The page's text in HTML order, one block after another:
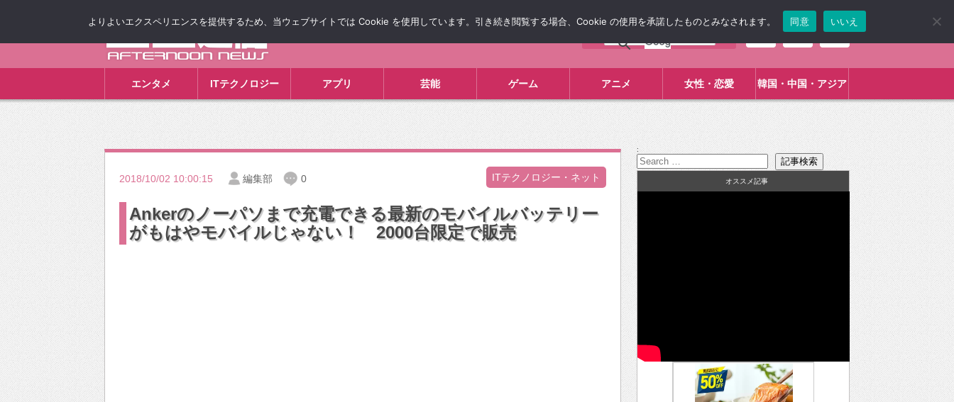
エンタメ ITテクノロジー アプリ 芸能 ゲーム アニメ 女性・恋愛 韓国・中国・アジア
2018/10/02 10:00:15 編集部 0 ITテクノロジー・ネット
Ankerのノーパソまで充電できる最新のモバイルバッテリー
がもはやモバイルじゃない！ 2000台限定で販売
:
オススメ記事
よりよいエクスペリエンスを提供するため、当ウェブサイトでは Cookie を使用しています。引き続き閲覧する場合、Cookie の使用を承諾したものとみなされます。 同意 いいえ